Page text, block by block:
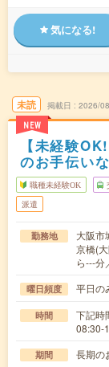
気になる!
未読
NEW
掲載日 2026/
【未経験
のお手伝い
職種未経験OK
派遣
勤務地
大阪市
京橋(
ら---分
曜日頻度 平日の
時間
下記
08:30-
期間 長期の